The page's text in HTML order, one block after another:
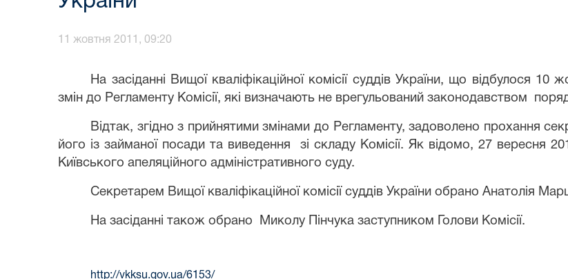
11 жовтня 2011, 09:20
На засіданні
Вищої кваліфікаційної комісії суддів України, що відбулося
змін до Регламенту Комісії, які визначають не врегульований законодавством
Відтак, згідно з прийнятими змінами до Регламенту, задоволено прохання
його із займаної посади та виведення зі складу Комісії. Як відомо, 27 вересня
Київського апеляційного адміністративного суду.
Секретарем Вищої кваліфікаційної комісії суддів України обрано Анатолія
На засіданні також обрано Миколу Пінчука заступником Голови Комісії.
http://vkksu.gov.ua/6153/